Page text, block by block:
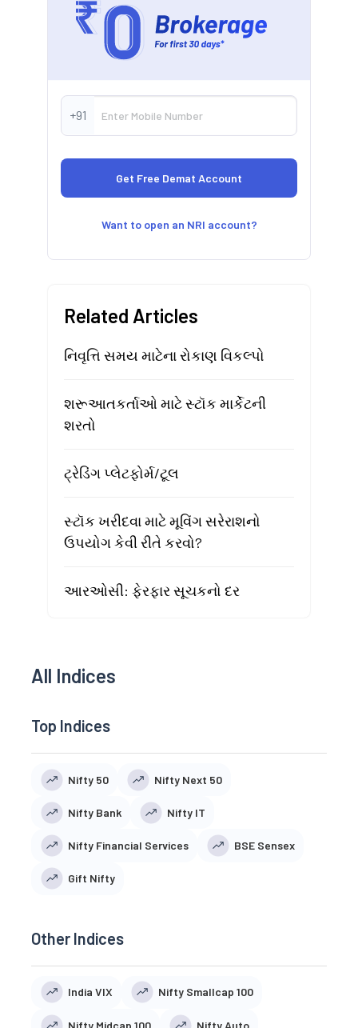
+91
Want to open an NRI account?
Related Articles
નિવૃત્તિ સમય માટેના રોકાણ વિકલ્પો
શરૂઆતકર્તાઓ માટે સ્ટૉક માર્કેટની
શરતો
ટ્રેડિંગ પ્લેટફોર્મ/ટૂલ
સ્ટૉક ખરીદવા માટે મૂવિંગ સરેરાશનો
ઉપયોગ કેવી રીતે કરવો?
આરઓસી: ફેરફાર સૂચકનો દર
All Indices
Top Indices
Nifty 50 Nifty Next 50
Nifty Bank Nifty IT
Nifty Financial Services BSE Sensex
Gift Nifty
Other Indices
India VIX Nifty Smallcap 100
Nifty Midcap 100 Nifty Auto